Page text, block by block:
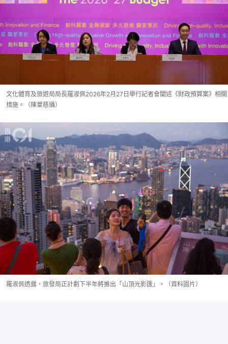
文化體育及旅遊局局長羅淑佩2026年2月27日舉行記者會闡述《財政預算案》相關
措施。（陳葦慈攝）
羅淑佩透露，旅發局正計劃下半年將推出「山頂光影匯」。（資料圖片）